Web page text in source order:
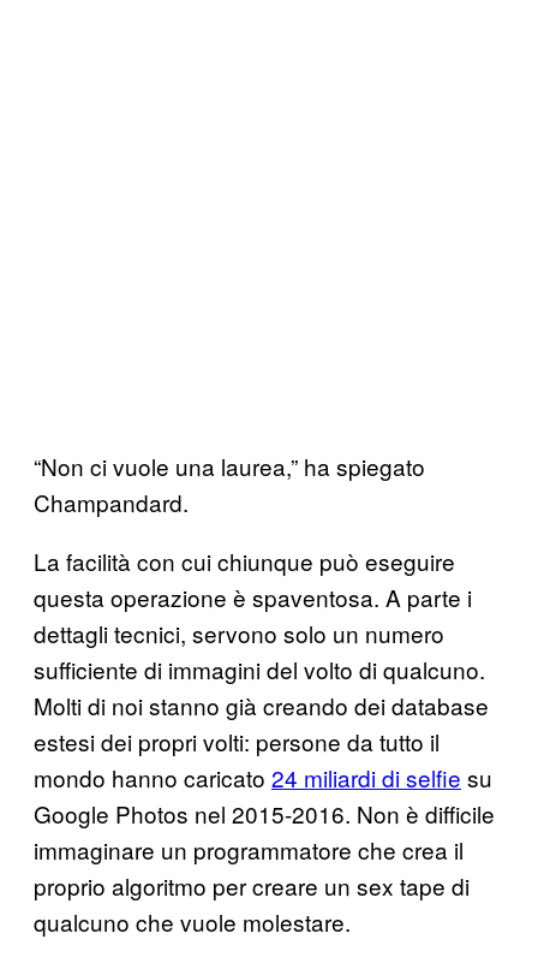
“Non ci vuole una laurea,” ha spiegato
Champandard.
La facilità con cui chiunque può eseguire
questa operazione è spaventosa. A parte i
dettagli tecnici, servono solo un numero
sufficiente di immagini del volto di qualcuno.
Molti di noi stanno già creando dei database
estesi dei propri volti: persone da tutto il
mondo hanno caricato 24 miliardi di selfie su
Google Photos nel 2015-2016. Non è difficile
immaginare un programmatore che crea il
proprio algoritmo per creare un sex tape di
qualcuno che vuole molestare.